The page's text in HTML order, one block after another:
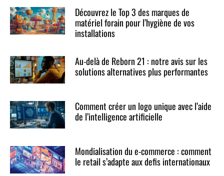
Découvrez le Top 3 des marques de
matériel forain pour l’hygiène de vos
installations
Au-delà de Reborn 21 : notre avis sur les
solutions alternatives plus performantes
Comment créer un logo unique avec l’aide
de l’intelligence artificielle
Mondialisation du e-commerce : comment
le retail s’adapte aux defis internationaux